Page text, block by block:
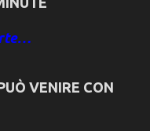
VENIRE CON